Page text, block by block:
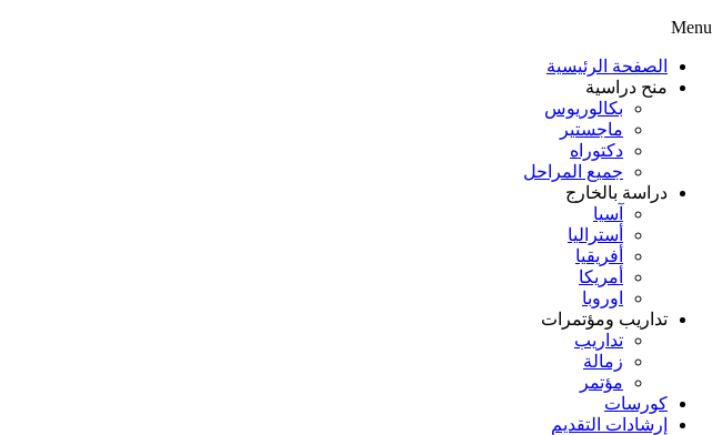
Menu
الصفحة الرئيسية
منح دراسية
بكالوريوس
ماجستير
دكتوراه
جميع المراحل
دراسة بالخارج
آسيا
أستراليا
أفريقيا
أمريكا
اوروبا
تداريب ومؤتمرات
تداريب
زمالة
مؤتمر
كورسات
إرشادات التقديم